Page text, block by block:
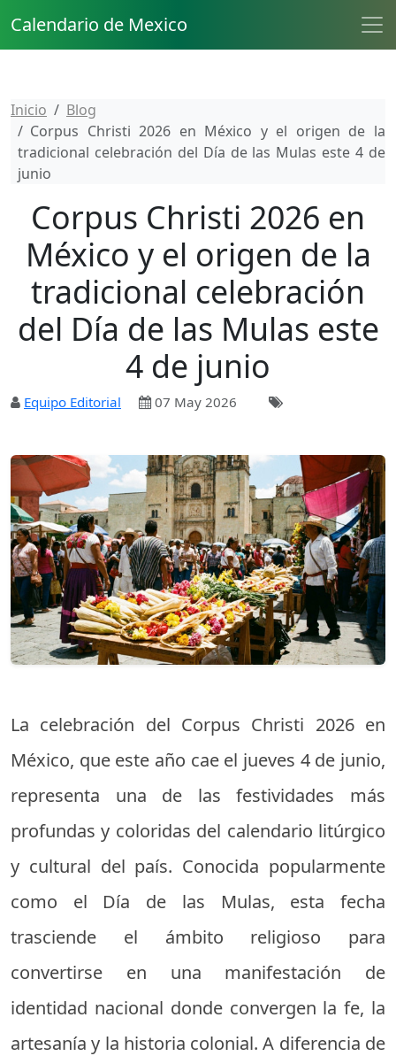
Calendario de Mexico
Inicio
Blog
Corpus Christi 2026 en México y el origen de la
tradicional celebración del Día de las Mulas este 4 de
junio
Corpus Christi 2026 en
México y el origen de la
tradicional celebración
del Día de las Mulas este
4 de junio
Equipo Editorial 07 May 2026
La celebración del Corpus Christi 2026 en
México, que este año cae el jueves 4 de junio,
representa una de las festividades más
profundas y coloridas del calendario litúrgico
y cultural del país. Conocida popularmente
como el Día de las Mulas, esta fecha
trasciende el ámbito religioso para
convertirse en una manifestación de
identidad nacional donde convergen la fe, la
artesanía y la historia colonial. A diferencia de